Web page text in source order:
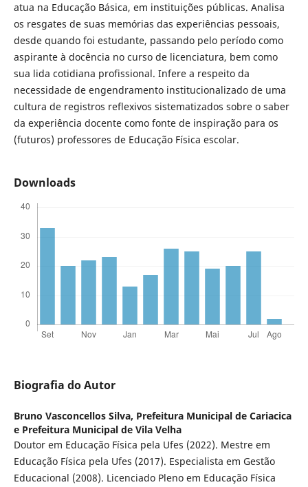
atua na Educação Básica, em instituições públicas. Analisa
os resgates de suas memórias das experiências pessoais,
desde quando foi estudante, passando pelo período como
aspirante à docência no curso de licenciatura, bem como
sua lida cotidiana profissional. Infere a respeito da
necessidade de engendramento institucionalizado de uma
cultura de registros reflexivos sistematizados sobre o saber
da experiência docente como fonte de inspiração para os
(futuros) professores de Educação Física escolar.
Downloads
Biografia do Autor
Bruno Vasconcellos Silva, Prefeitura Municipal de Cariacica
e Prefeitura Municipal de Vila Velha
Doutor em Educação Física pela Ufes (2022). Mestre em
Educação Física pela Ufes (2017). Especialista em Gestão
Educacional (2008). Licenciado Pleno em Educação Física